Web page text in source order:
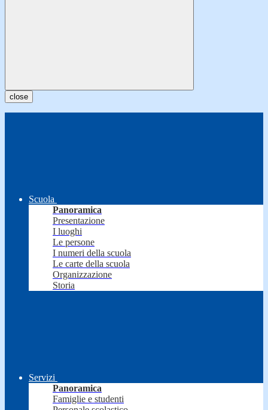
close
Scuola
Panoramica
Presentazione
I luoghi
Le persone
I numeri della scuola
Le carte della scuola
Organizzazione
Storia
Servizi
Panoramica
Famiglie e studenti